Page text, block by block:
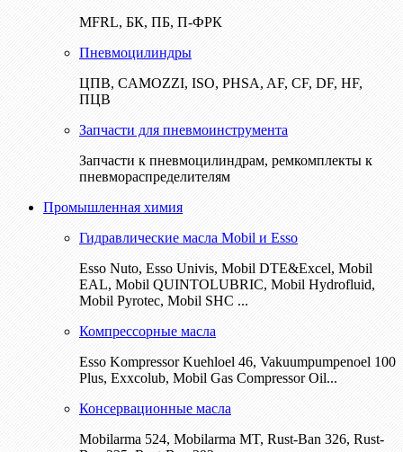
MFRL, БК, ПБ, П-ФРК
Пневмоцилиндры
ЦПВ, CAMOZZI, ISO, PHSA, AF, CF, DF, HF,
ПЦВ
Запчасти для пневмоинструмента
Запчасти к пневмоцилиндрам, ремкомплекты к
пневмораспределителям
Промышленная химия
Гидравлические масла Mobil и Esso
Esso Nuto, Esso Univis, Mobil DTE&Excel, Mobil
EAL, Mobil QUINTOLUBRIC, Mobil Hydrofluid,
Mobil Pyrotec, Mobil SHC ...
Компрессорные масла
Esso Kompressor Kuehloel 46, Vakuumpumpenoel 100
Plus, Exxcolub, Mobil Gas Compressor Oil...
Консервационные масла
Mobilarma 524, Mobilarma MT, Rust-Ban 326, Rust-